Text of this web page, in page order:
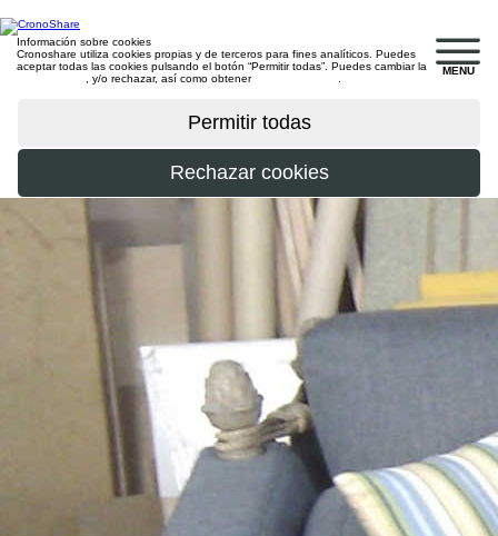
MENU
Información sobre cookies
Cronoshare utiliza cookies propias y de terceros para fines analíticos. Puedes
aceptar todas las cookies pulsando el botón “Permitir todas”. Puedes cambiar la
, y/o rechazar, así como obtener